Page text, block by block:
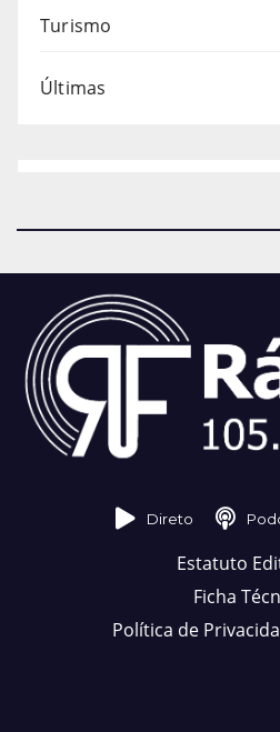
Turismo
Últimas
Direto
Estatuto
Ficha
Política de